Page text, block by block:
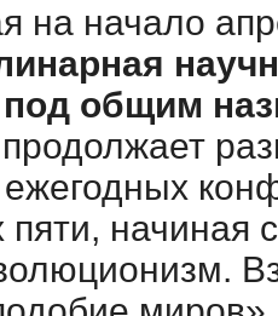
на начало
общим
начиная